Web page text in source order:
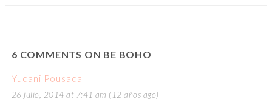
6 COMMENTS ON BE BOHO
Yudani Pousada
26 julio, 2014 at 7:41 am (12 años ago)